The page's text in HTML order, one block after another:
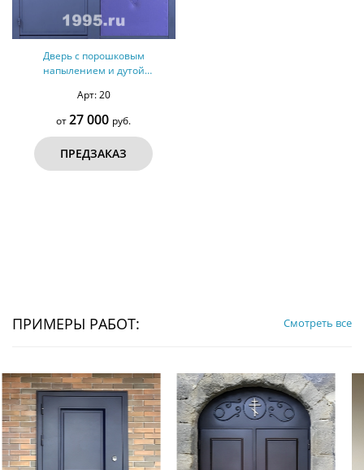
Дверь с порошковым
напылением и дутой
Арт: 20
от27 000 руб.
ПРЕДЗАКАЗ
ПРИМЕРЫ РАБОТ: Смотреть все